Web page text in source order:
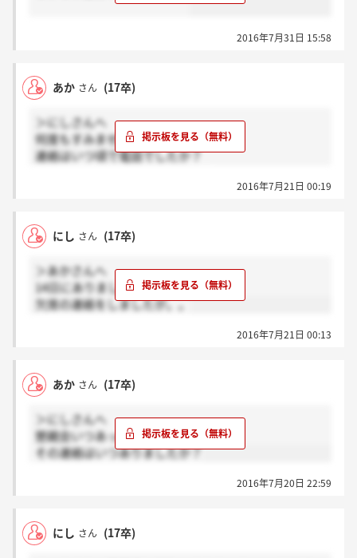
2016年7月31日 15:58
あか さん (17卒)
＞にしさんへ
何度もすみません。
連絡はいつ頃で電話でしたか？
2016年7月21日 00:19
にし さん (17卒)
＞あかさんへ
14日にありましたよ！
欠席の連絡をしましたが。。
2016年7月21日 00:13
あか さん (17卒)
＞にしさんへ
懇親会いつあったのですか？
その連絡はいつありましたか？
2016年7月20日 22:59
にし さん (17卒)